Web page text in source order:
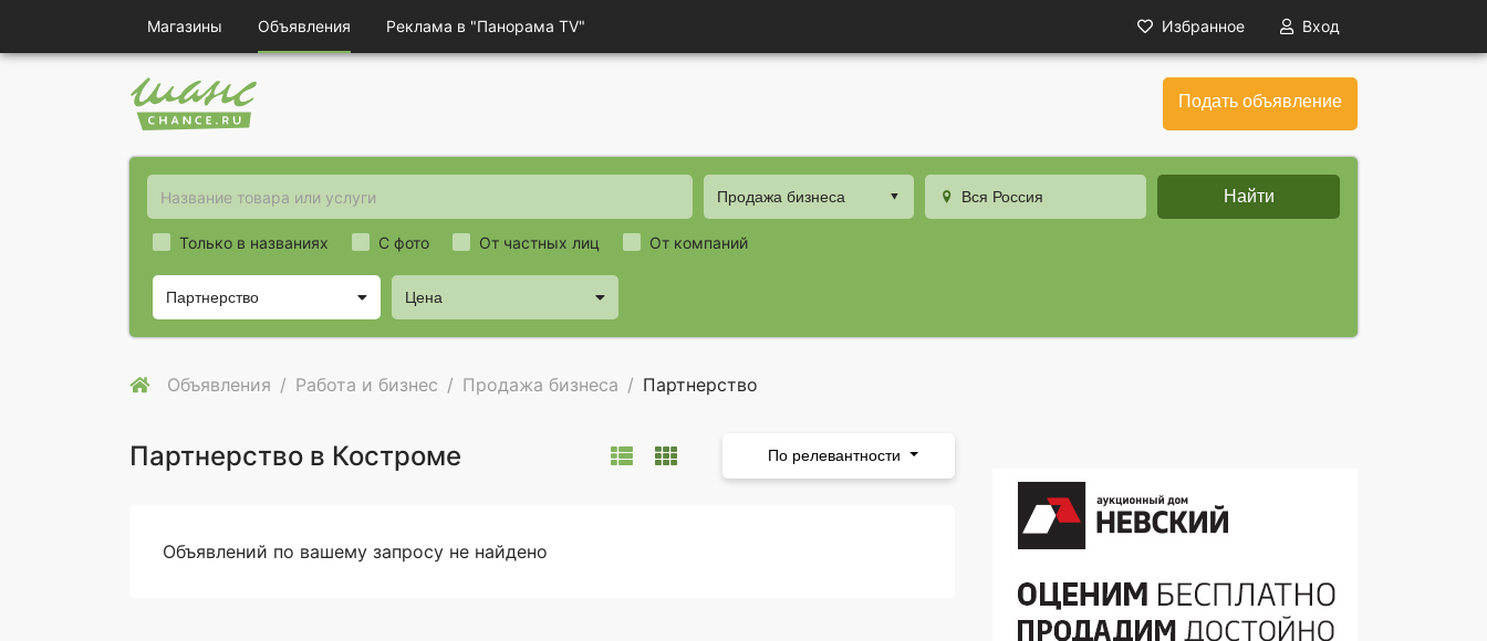
Магазины Объявления Реклама в "Панорама TV" Избранное Вход
Подать объявление
Продажа бизнеса Вся Россия Найти
Только в названиях
Партнерство Цена
С фото От частных лиц От компаний
Объявления Работа и бизнес Продажа бизнеса Партнерство
Партнерство в Костроме По релевантности
Объявлений по вашему запросу не найдено